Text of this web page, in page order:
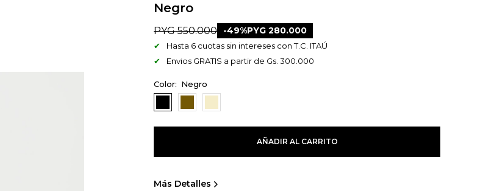
Negro
PYG 550.000 49 PYG 280.000
Hasta 6 cuotas sin intereses con T.C. ITAÚ
Envios GRATIS a partir de Gs. 300.000
Negro
AÑADIR AL CARRITO
Más Detalles